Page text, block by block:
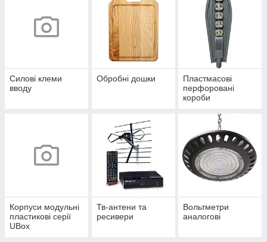
Силові клеми
вводу
Обробні дошки
Пластмасові
перфоровані
короби
Корпуси модульні
пластикові серії
UBox
Тв-антени та
ресивери
Вольтметри
аналогові